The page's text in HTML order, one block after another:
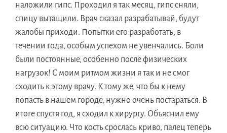
наложили гипс. Проходил я так месяц, гипс сняли,
спицу вытащили. Врач сказал разрабатывай, будут
жалобы приходи. Попытки его разработать, в
течении года, особым успехом не увенчались. Боли
были постоянные, особенно после физических
нагрузок! С моим ритмом жизни я так и не смог
сходить к этому врачу. К тому же, что бы к нему
попасть в нашем городе, нужно очень постараться. В
итоге спустя год, я сходил к хирургу. Объяснил ему
всю ситуацию. Что кость срослась криво, палец теперь